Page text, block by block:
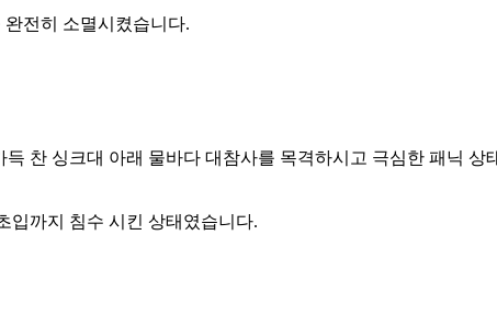
완전히 소멸시켰습니다.
찬 싱크대 아래 물바다 대참사를 목격하시고 극심한 패닉 상
입까지 침수 시킨 상태였습니다.